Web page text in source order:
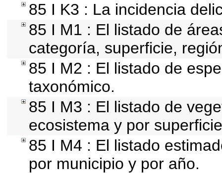
85 I K3 : La incidencia
85 I M1 : El listado de
categoría, superficie,
85 I M2 : El listado de
taxonómico.
85 I M3 : El listado de
ecosistema y por
85 I M4 : El listado
por municipio y por año.